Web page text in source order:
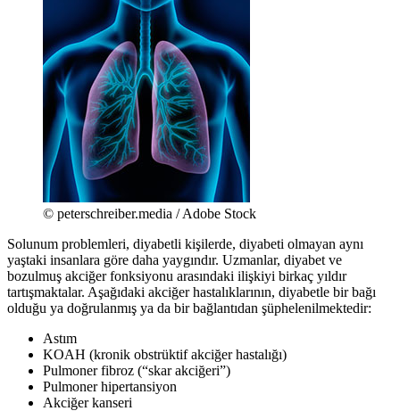
© peterschreiber.media / Adobe Stock
Solunum problemleri, diyabetli kişilerde, diyabeti olmayan aynı
yaştaki insanlara göre daha yaygındır. Uzmanlar, diyabet ve
bozulmuş akciğer fonksiyonu arasındaki ilişkiyi birkaç yıldır
tartışmaktalar. Aşağıdaki akciğer hastalıklarının, diyabetle bir bağı
olduğu ya doğrulanmış ya da bir bağlantıdan şüphelenilmektedir:
Astım
KOAH (kronik obstrüktif akciğer hastalığı)
Pulmoner fibroz (“skar akciğeri”)
Pulmoner hipertansiyon
Akciğer kanseri